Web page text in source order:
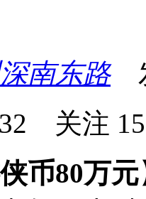
南东路
关注 15
币80万元